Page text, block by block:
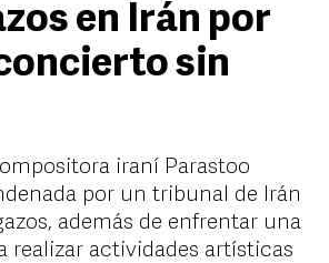
en Irán por
sin
iraní Parastoo
por un tribunal de Irán
además de enfrentar una
realizar actividades artísticas